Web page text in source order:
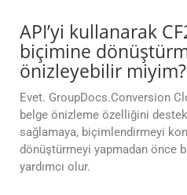
API’yi kullanarak
biçimine
önizleyebilir miyim?
Evet. GroupDocs.Conversion
belge önizleme özelliğini
sağlamaya, biçimlendirmeyi
dönüştürmeyi yapmadan önce
yardımcı olur.